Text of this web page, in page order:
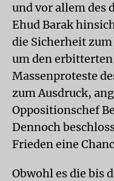
und vor allem des
Ehud Barak
die Sicherheit zum
um den
Massenproteste
zum Ausdruck,
Oppositionschef
Dennoch
Frieden eine
Obwohl es die bis